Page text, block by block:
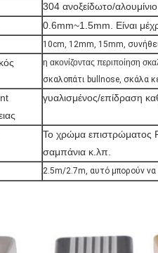
304 ανοξείδωτο/αλουμίνιο
0.6mm~1.5mm. Είναι
10cm, 12mm, 15mm,
η ακονίζοντας περιποίηση
σκαλοπάτι bullnose, σκάλα
γυαλισμένος/επίδραση
Το χρώμα επιστρώματος
σαμπάνια κ.λπ.
2.5m/2.7m, αυτό μπορούν να